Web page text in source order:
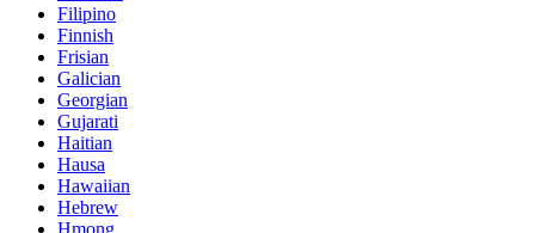
Filipino
Finnish
Frisian
Galician
Georgian
Gujarati
Haitian
Hausa
Hawaiian
Hebrew
Hmong